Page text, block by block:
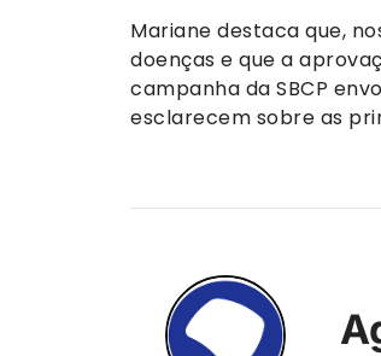
Mariane destaca que,
doenças e que a
campanha da SBCP
esclarecem sobre as